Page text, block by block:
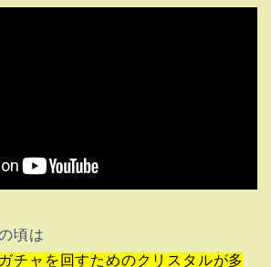
頃は
チャを回すためのクリスタルが多